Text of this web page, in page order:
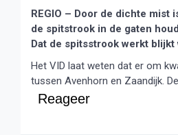
REGIO – Door de dichte mist
de spitstrook in de gaten
Dat de spitsstrook werkt
Het VID laat weten dat er om
tussen Avenhorn en Zaandijk.
Reageer